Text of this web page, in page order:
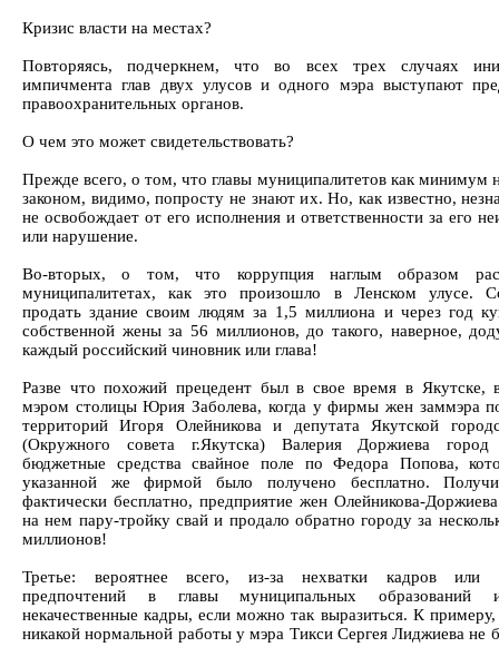
Кризис власти на местах?
Повторяясь, подчеркнем, что во всех трех случаях
импичмента глав двух улусов и одного мэра выступают
правоохранительных органов.
О чем это может свидетельствовать?
Прежде всего, о том, что главы муниципалитетов как минимум
законом, видимо, попросту не знают их. Но, как известно,
не освобождает от его исполнения и ответственности за его
или нарушение.
Во-вторых, о том, что коррупция наглым образом
муниципалитетах, как это произошло в Ленском улусе.
продать здание своим людям за 1,5 миллиона и через год
собственной жены за 56 миллионов, до такого, наверное,
каждый российский чиновник или глава!
Разве что похожий прецедент был в свое время в Якутске,
мэром столицы Юрия Заболева, когда у фирмы жен заммэра
территорий Игоря Олейникова и депутата Якутской
(Окружного совета г.Якутска) Валерия Доржиева
бюджетные средства свайное поле по Федора Попова,
указанной же фирмой было получено бесплатно.
фактически бесплатно, предприятие жен Олейникова-
на нем пару-тройку свай и продало обратно городу за
миллионов!
Третье: вероятнее всего, из-за нехватки кадров или
предпочтений в главы муниципальных образований
некачественные кадры, если можно так выразиться. К
никакой нормальной работы у мэра Тикси Сергея Лиджиева не